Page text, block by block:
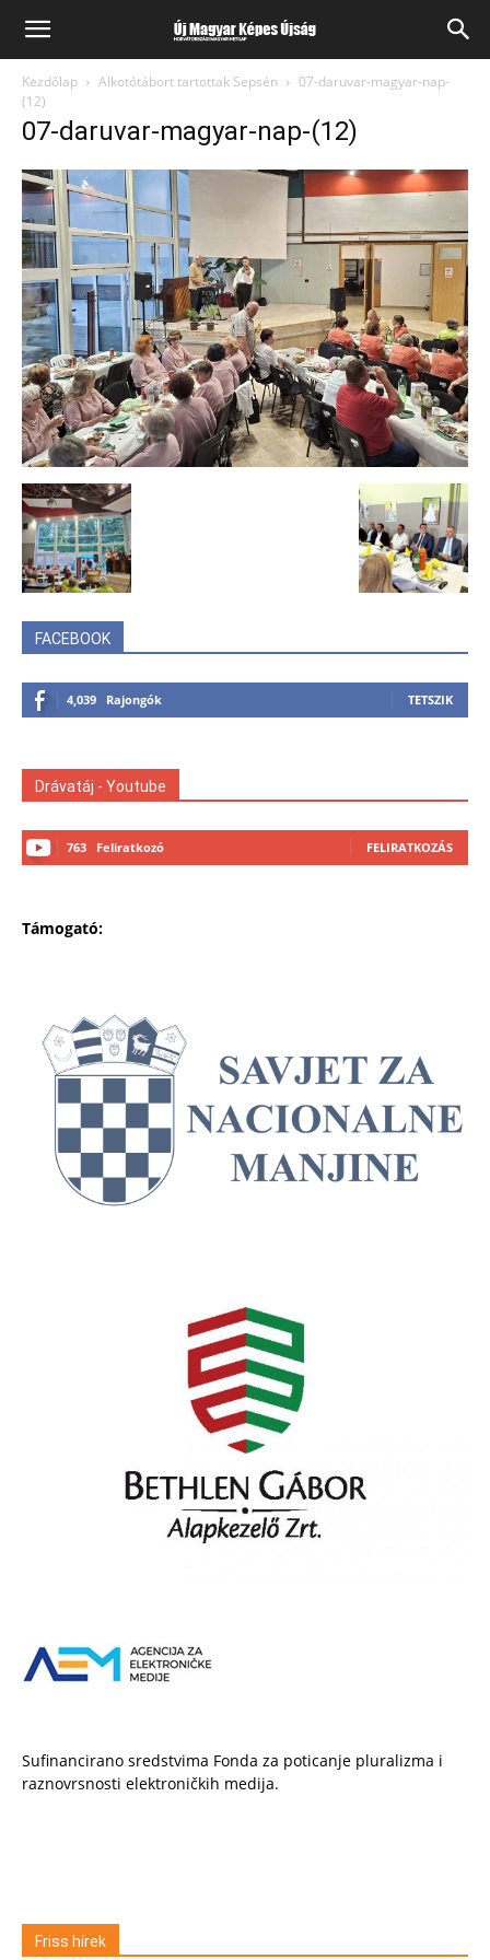
Kezdőlap Alkotótábort tartottak Sepsén
07-daruvar-magyar-nap-
(12)
07-daruvar-magyar-nap-(12)
FACEBOOK
4,039 Rajongók TETSZIK
Drávatáj - Youtube
763 Feliratkozó FELIRATKOZÁS
Támogató:
Sufinancirano sredstvima Fonda za poticanje pluralizma i
raznovrsnosti elektroničkih medija.
Friss hírek